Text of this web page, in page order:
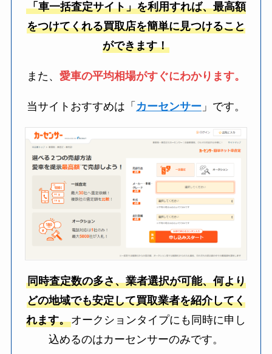
「車一括査定サイト」を利用すれば、最高額
をつけてくれる買取店を簡単に見つけること
ができます！
また、 愛車の平均相場がすぐにわかります。
当サイトおすすめは「 カーセンサー 」です。
同時査定数の多さ、業者選択が可能、何より
どの地域でも安定して買取業者を紹介してく
れます。オークションタイプにも同時に申し
込めるのはカーセンサーのみです。